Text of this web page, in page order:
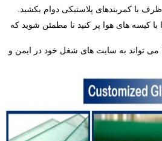
ها را با کیسه های هوا پر کنید تا مطمئن شوید که
تواند به سایت های شغل خود در ایمن و